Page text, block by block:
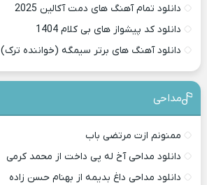
دانلود تمام آهنگ های دمت آکالین 2025
دانلود کد پیشواز های بی کلام 1404
دانلود آهنگ های برتر سیمگه (خواننده ترک) 2025
مداحی
ممنونم ازت مرتضی باب
دانلود مداحی آخ له پی داخت از محمد کرمی
دانلود مداحی داغ بدیمه از بهنام حسن زاده